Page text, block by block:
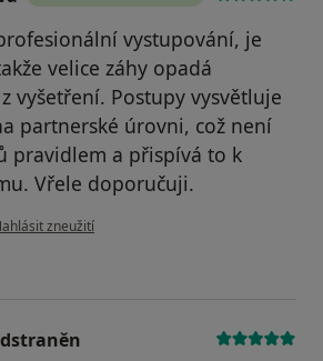
vystupování, je
velice záhy opadá
vyšetření. Postupy vysvětluje
partnerské úrovni, což není
pravidlem a přispívá to k
Vřele doporučuji.
názoru uživatele Bára Holečková
zneužití